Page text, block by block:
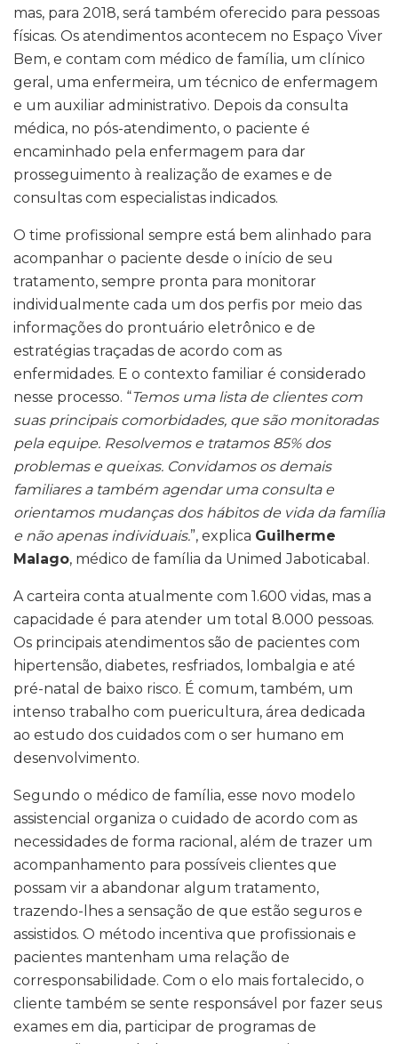
mas, para 2018, será também oferecido para pessoas
físicas. Os atendimentos acontecem no Espaço Viver
Bem, e contam com médico de família, um clínico
geral, uma enfermeira, um técnico de enfermagem
e um auxiliar administrativo. Depois da consulta
médica, no pós-atendimento, o paciente é
encaminhado pela enfermagem para dar
prosseguimento à realização de exames e de
consultas com especialistas indicados.
O time profissional sempre está bem alinhado para
acompanhar o paciente desde o início de seu
tratamento, sempre pronta para monitorar
individualmente cada um dos perfis por meio das
informações do prontuário eletrônico e de
estratégias traçadas de acordo com as
enfermidades. E o contexto familiar é considerado
nesse processo. “Temos uma lista de clientes com
suas principais comorbidades, que são monitoradas
pela equipe. Resolvemos e tratamos 85% dos
problemas e queixas. Convidamos os demais
familiares a também agendar uma consulta e
orientamos mudanças dos hábitos de vida da família
e não apenas individuais.”, explica Guilherme
Malago, médico de família da Unimed Jaboticabal.
A carteira conta atualmente com 1.600 vidas, mas a
capacidade é para atender um total 8.000 pessoas.
Os principais atendimentos são de pacientes com
hipertensão, diabetes, resfriados, lombalgia e até
pré-natal de baixo risco. É comum, também, um
intenso trabalho com puericultura, área dedicada
ao estudo dos cuidados com o ser humano em
desenvolvimento.
Segundo o médico de família, esse novo modelo
assistencial organiza o cuidado de acordo com as
necessidades de forma racional, além de trazer um
acompanhamento para possíveis clientes que
possam vir a abandonar algum tratamento,
trazendo-lhes a sensação de que estão seguros e
assistidos. O método incentiva que profissionais e
pacientes mantenham uma relação de
corresponsabilidade. Com o elo mais fortalecido, o
cliente também se sente responsável por fazer seus
exames em dia, participar de programas de